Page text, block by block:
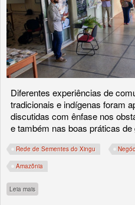
Diferentes experiências de
tradicionais e indígenas foram
discutidas com ênfase nos
e também nas boas práticas de
Rede de Sementes do Xingu
Amazônia
Leia mais sobre Oficina discute desafios